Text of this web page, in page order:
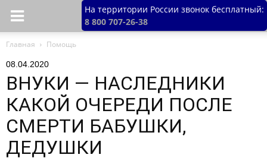
На территории России звонок бесплатный:
8 800 707-26-38
Главная Помощь
08.04.2020
ВНУКИ — НАСЛЕДНИКИ
КАКОЙ ОЧЕРЕДИ ПОСЛЕ
СМЕРТИ БАБУШКИ,
ДЕДУШКИ